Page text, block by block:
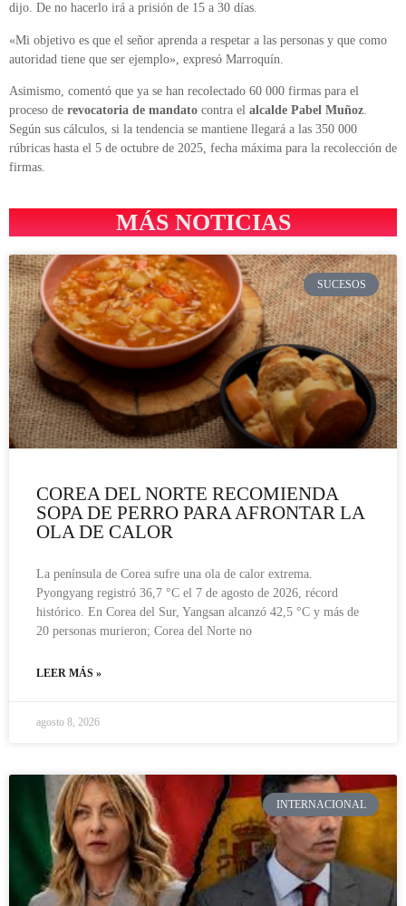
dijo. De no hacerlo irá a prisión de 15 a 30 días.
«Mi objetivo es que el señor aprenda a respetar a las personas y que como
autoridad tiene que ser ejemplo», expresó Marroquín.
Asimismo, comentó que ya se han recolectado 60 000 firmas para el
proceso de revocatoria de mandato contra el alcalde Pabel Muñoz.
Según sus cálculos, si la tendencia se mantiene llegará a las 350 000
rúbricas hasta el 5 de octubre de 2025, fecha máxima para la recolección de
firmas.
MÁS NOTICIAS
SUCESOS
COREA DEL NORTE RECOMIENDA
SOPA DE PERRO PARA AFRONTAR LA
OLA DE CALOR
La península de Corea sufre una ola de calor extrema.
Pyongyang registró 36,7 °C el 7 de agosto de 2026, récord
histórico. En Corea del Sur, Yangsan alcanzó 42,5 °C y más de
20 personas murieron; Corea del Norte no
LEER MÁS »
agosto 8, 2026
INTERNACIONAL